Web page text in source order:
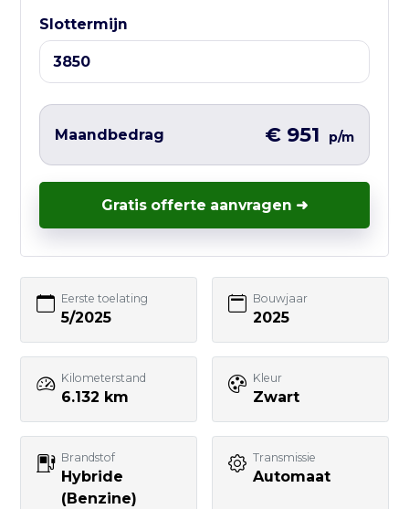
Ma t/m Vr — 10:00 tot 17:00
Liever direct contact?
je op – vaak nog dezelfde werkdag.
E-mailadres
Uw bericht
Slottermijn
Maandbedrag € 951 p/m
Gratis offerte aanvragen ➜
Eerste toelating
5/2025
Bouwjaar
2025
Kilometerstand
6.132 km
Kleur
Zwart
Brandstof
Hybride
(Benzine)
Transmissie
Automaat